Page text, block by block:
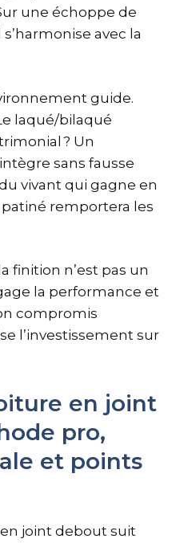
une échoppe de
avec la
guide.
laqué/bilaqué
? Un
sans fausse
vivant qui gagne en
remportera les
finition n’est pas un
la performance et
compromis
l’investissement sur
en joint
pro,
et points
en joint debout suit